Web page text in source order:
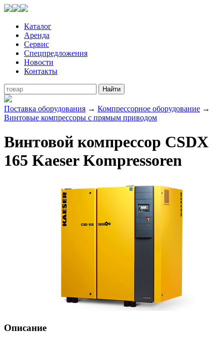
Каталог
Аренда
Сервис
Спецпредложения
Новости
Контакты
Поставка оборудования → Компрессорное оборудование →
Винтовые компрессоры с прямым приводом
Винтовой компрессор CSDX
165 Kaeser Kompressoren
Описание